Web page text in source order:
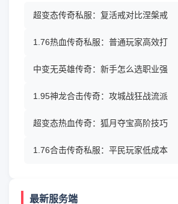
超变态传奇私服：复活戒对比涅槃戒
1.76热血传奇私服：普通玩家高效打
中变无英雄传奇：新手怎么选职业强
1.95神龙合击传奇：攻城战狂战流派
超变态热血传奇：狐月夺宝高阶技巧
1.76合击传奇私服：平民玩家低成本
最新服务端